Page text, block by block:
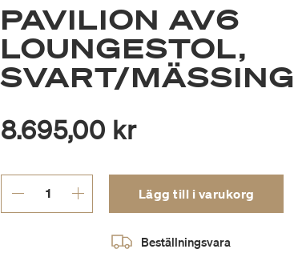
PAVILION AV6
LOUNGESTOL,
SVART/MÄSSING
8.695,00 kr
Lägg till i varukorg
Beställningsvara